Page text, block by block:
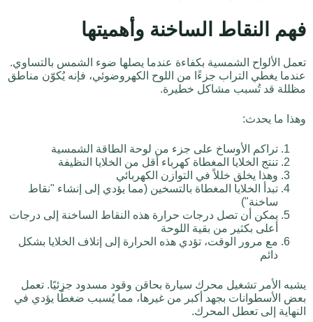
فهم النقاط الساخنة وأهميتها
تعمل الألواح الشمسية بكفاءة عندما يصلها ضوء الشمس بالتساوي.
عندما يغطي التراب جزءًا من اللوح الكهروضوئي، فإنه يُكوّن مناطق
مظللة قد تُسبب مشاكل خطيرة.
وهذا ما يحدث:
تراكم الأوساخ على جزء من لوحة الطاقة الشمسية
تنتج الخلايا المغطاة كهرباء أقل من الخلايا النظيفة
وهذا يخلق خللاً في التوازن الكهربائي
تبدأ الخلايا المغطاة بالتسخين (مما يؤدي إلى إنشاء "نقاط
ساخنة")
يمكن أن تصل درجات حرارة هذه النقاط الساخنة إلى درجات
أعلى بكثير من بقية اللوحة
مع مرور الوقت، تؤدي هذه الحرارة إلى إتلاف الخلايا بشكل
دائم
يشبه الأمر تشغيل محرك سيارة بحاقن وقود مسدود جزئيًا. تعمل
بعض الأسطوانات بجهد أكبر من غيرها، مما يُسبب ضغطًا يؤدي في
النهاية إلى تعطل المحرك.